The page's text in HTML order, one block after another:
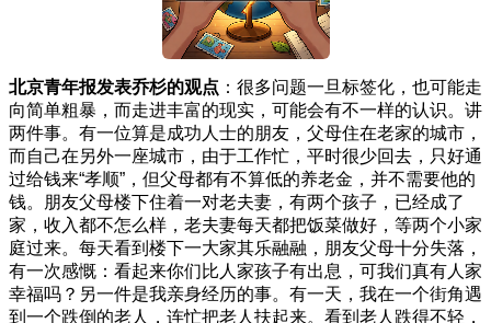
北京青年报发表乔杉的观点 ：很多问题一旦标签化，也可能走
向简单粗暴，而走进丰富的现实，可能会有不一样的认识。讲
两件事。有一位算是成功人士的朋友，父母住在老家的城市，
而自己在另外一座城市，由于工作忙，平时很少回去，只好通
过给钱来“孝顺”，但父母都有不算低的养老金，并不需要他的
钱。朋友父母楼下住着一对老夫妻，有两个孩子，已经成了
家，收入都不怎么样，老夫妻每天都把饭菜做好，等两个小家
庭过来。每天看到楼下一大家其乐融融，朋友父母十分失落，
有一次感慨：看起来你们比人家孩子有出息，可我们真有人家
幸福吗？另一件是我亲身经历的事。有一天，我在一个街角遇
到一个跌倒的老人，连忙把老人扶起来。看到老人跌得不轻，